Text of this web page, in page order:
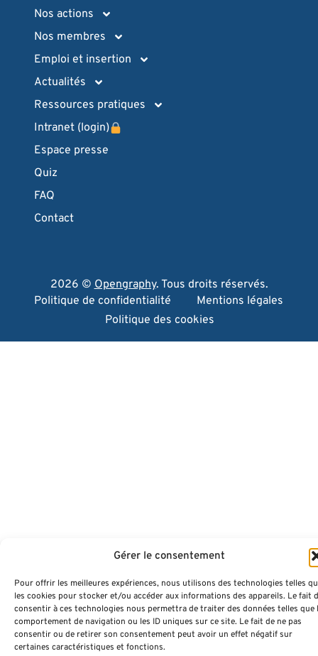
Gérer le consentement
Pour offrir les meilleures expériences, nous utilisons des technologies telles
les cookies pour stocker et/ou accéder aux informations des appareils. Le fait
consentir à ces technologies nous permettra de traiter des données telles que
comportement de navigation ou les ID uniques sur ce site. Le fait de ne pas
consentir ou de retirer son consentement peut avoir un effet négatif sur
certaines caractéristiques et fonctions.
Nos actions
Nos membres
Emploi et insertion
Actualités
Ressources pratiques
Intranet (login)
Espace presse
Quiz
FAQ
Contact
2026 ©Opengraphy. Tous droits réservés.
Politique de confidentialité
Mentions légales
Politique des cookies